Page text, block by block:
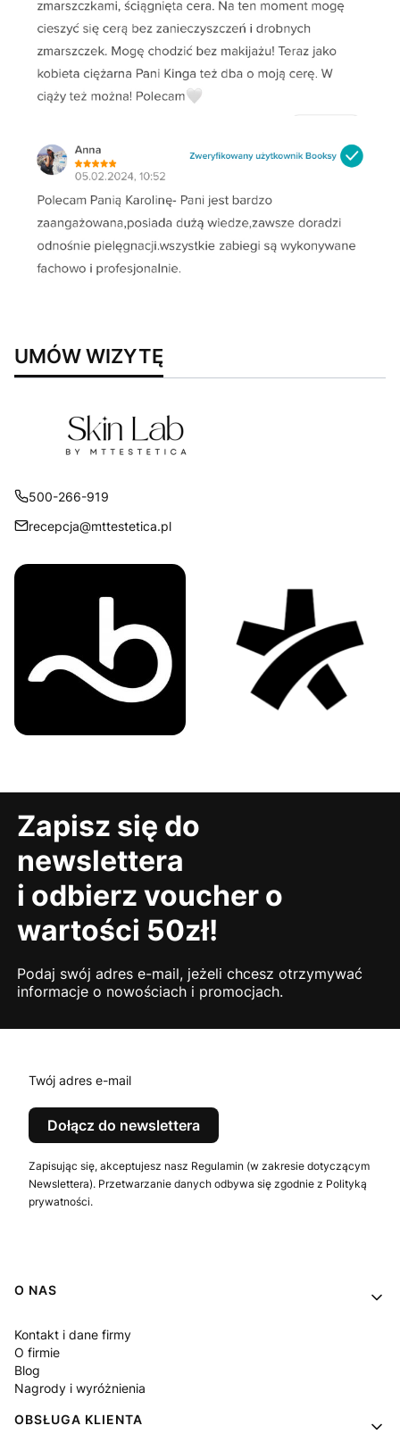
UMÓW WIZYTĘ
500-266-919
recepcja@mttestetica.pl
Zapisz się do
newslettera
i odbierz voucher o
wartości 50zł!
Podaj swój adres e-mail, jeżeli chcesz otrzymywać
informacje o nowościach i promocjach.
Twój adres e-mail
Dołącz do newslettera
Zapisując się, akceptujesz nasz Regulamin (w zakresie dotyczącym
Newslettera). Przetwarzanie danych odbywa się zgodnie z Polityką
prywatności.
Linki w stopce
O NAS
Kontakt i dane firmy
O firmie
Blog
Nagrody i wyróżnienia
OBSŁUGA KLIENTA